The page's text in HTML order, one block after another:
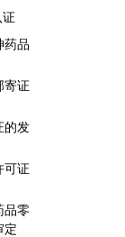
证
药品
寄证
的发
可证
品零
定